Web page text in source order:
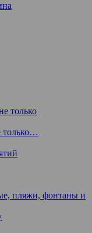
только
только…
пляжи, фонтаны и